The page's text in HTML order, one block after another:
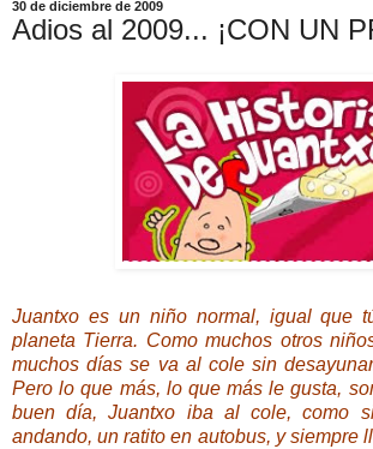
30 de diciembre de 2009
Adios al 2009... ¡CON UN
Juantxo es un niño normal, igual que
planeta Tierra. Como muchos otros
muchos días se va al cole sin
Pero lo que más, lo que más le gusta,
buen día, Juantxo iba al cole, como
andando, un ratito en autobus, y siempre